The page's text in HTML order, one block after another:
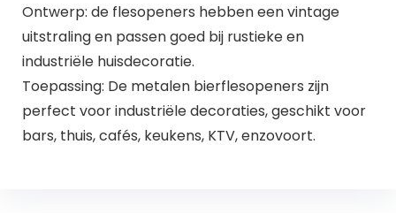
Ontwerp: de flesopeners hebben een vintage
uitstraling en passen goed bij rustieke en
industriële huisdecoratie.
Toepassing: De metalen bierflesopeners zijn
perfect voor industriële decoraties, geschikt voor
bars, thuis, cafés, keukens, KTV, enzovoort.